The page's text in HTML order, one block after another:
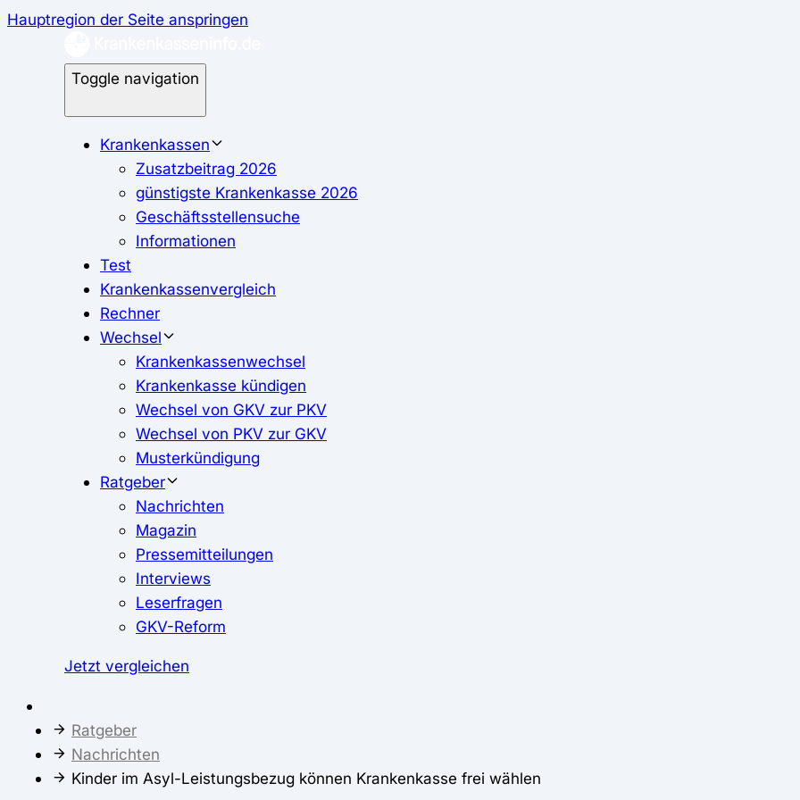
Hauptregion der Seite anspringen
Toggle navigation
Krankenkassen
Zusatzbeitrag 2026
günstigste Krankenkasse 2026
Geschäftsstellensuche
Informationen
Test
Krankenkassenvergleich
Rechner
Wechsel
Krankenkassenwechsel
Krankenkasse kündigen
Wechsel von GKV zur PKV
Wechsel von PKV zur GKV
Musterkündigung
Ratgeber
Nachrichten
Magazin
Pressemitteilungen
Interviews
Leserfragen
GKV-Reform
Jetzt vergleichen
Ratgeber
Nachrichten
Kinder im Asyl-Leistungsbezug können Krankenkasse frei wählen